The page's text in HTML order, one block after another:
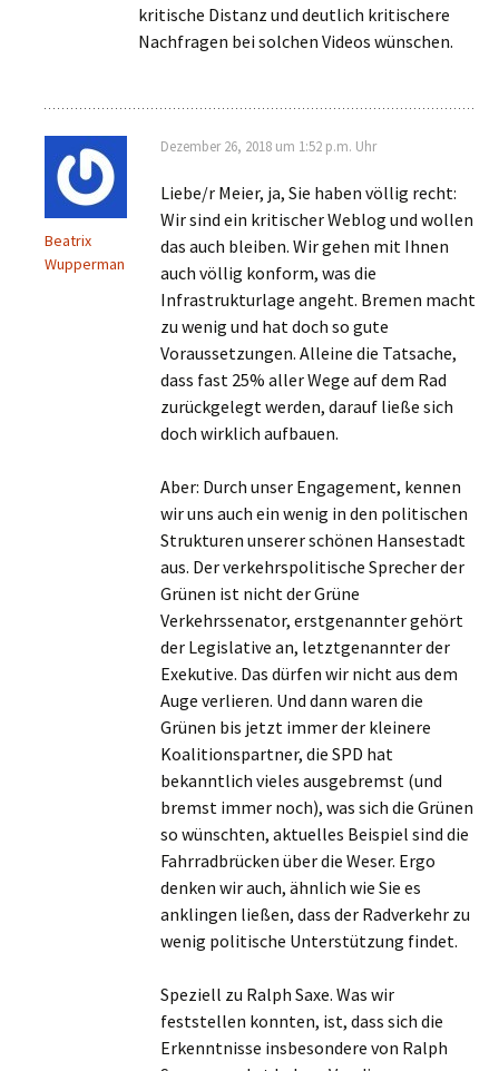
kritische Distanz und deutlich kritischere
Nachfragen bei solchen Videos wünschen.
Beatrix
Wupperman
Dezember 26, 2018 um 1:52 p.m. Uhr
Liebe/r Meier, ja, Sie haben völlig recht:
Wir sind ein kritischer Weblog und wollen
das auch bleiben. Wir gehen mit Ihnen
auch völlig konform, was die
Infrastrukturlage angeht. Bremen macht
zu wenig und hat doch so gute
Voraussetzungen. Alleine die Tatsache,
dass fast 25% aller Wege auf dem Rad
zurückgelegt werden, darauf ließe sich
doch wirklich aufbauen.
Aber: Durch unser Engagement, kennen
wir uns auch ein wenig in den politischen
Strukturen unserer schönen Hansestadt
aus. Der verkehrspolitische Sprecher der
Grünen ist nicht der Grüne
Verkehrssenator, erstgenannter gehört
der Legislative an, letztgenannter der
Exekutive. Das dürfen wir nicht aus dem
Auge verlieren. Und dann waren die
Grünen bis jetzt immer der kleinere
Koalitionspartner, die SPD hat
bekanntlich vieles ausgebremst (und
bremst immer noch), was sich die Grünen
so wünschten, aktuelles Beispiel sind die
Fahrradbrücken über die Weser. Ergo
denken wir auch, ähnlich wie Sie es
anklingen ließen, dass der Radverkehr zu
wenig politische Unterstützung findet.
Speziell zu Ralph Saxe. Was wir
feststellen konnten, ist, dass sich die
Erkenntnisse insbesondere von Ralph